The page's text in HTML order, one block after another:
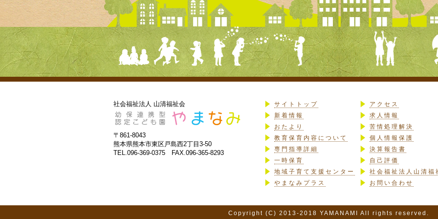
社会福祉法人 山清福祉会
〒861-8043
熊本県熊本市東区戸島西2丁目3-50
TEL.096-369-0375 FAX.096-365-8293
サイトトップ
新着情報
おたより
教育保育内容について
専門指導詳細
一時保育
地域子育て支援センター
やまなみプラス
アクセス
求人情報
苦情処理解決
個人情報保護
決算報告書
自己評価
社会福祉法人山清福
お問い合わせ
Copyright (C) 2013-2018 YAMANAMI All rights reserved.